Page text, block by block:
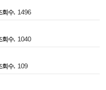
회수. 1496
회수. 1040
회수. 109